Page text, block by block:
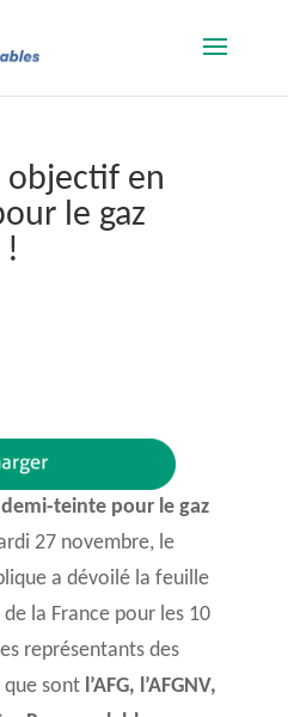
objectif en
le gaz
teinte pour le gaz
27 novembre, le
a dévoilé la feuille
la France pour les 10
représentants des
que sont l’AFG, l’AFGNV,